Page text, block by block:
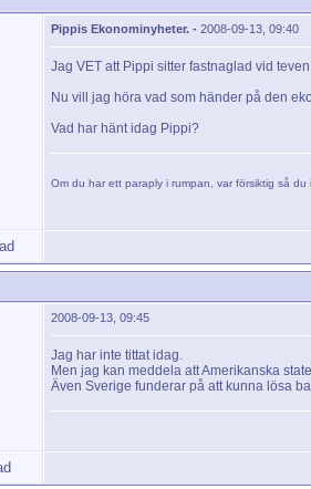
Pippis Ekonominyheter. - 2008-09-13, 09:40
Jag VET att Pippi sitter fastnaglad vid
Nu vill jag höra vad som händer på den
Vad har hänt idag Pippi?
Om du har ett paraply i rumpan, var försiktig så
2008-09-13, 09:45
Jag har inte tittat idag.
Men jag kan meddela att Amerikanska
Även Sverige funderar på att kunna lösa